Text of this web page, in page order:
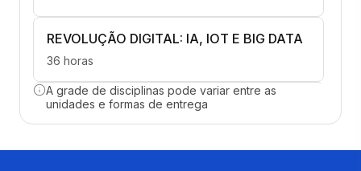
REVOLUÇÃO DIGITAL: IA, IOT E BIG DATA
36 horas
CRIATIVIDADE E INOVAÇÃO
ORGANIZACIONAL
A grade de disciplinas pode variar entre as
unidades e formas de entrega